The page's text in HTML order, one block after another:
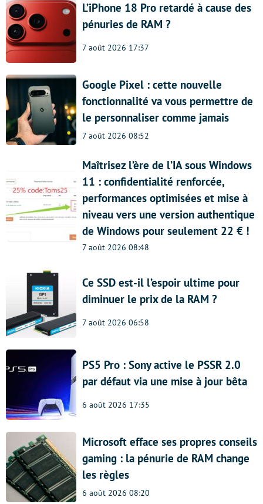
L’iPhone 18 Pro retardé à cause des
pénuries de RAM ?
7 août 2026 17:37
Google Pixel : cette nouvelle
fonctionnalité va vous permettre de
le personnaliser comme jamais
7 août 2026 08:52
Maîtrisez l’ère de l’IA sous Windows
11 : confidentialité renforcée,
performances optimisées et mise à
niveau vers une version authentique
de Windows pour seulement 22 € !
7 août 2026 08:48
Ce SSD est-il l’espoir ultime pour
diminuer le prix de la RAM ?
7 août 2026 06:58
PS5 Pro : Sony active le PSSR 2.0
par défaut via une mise à jour bêta
6 août 2026 17:35
Microsoft efface ses propres conseils
gaming : la pénurie de RAM change
les règles
6 août 2026 08:20